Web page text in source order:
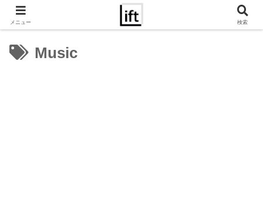
Music
メニュー 検索